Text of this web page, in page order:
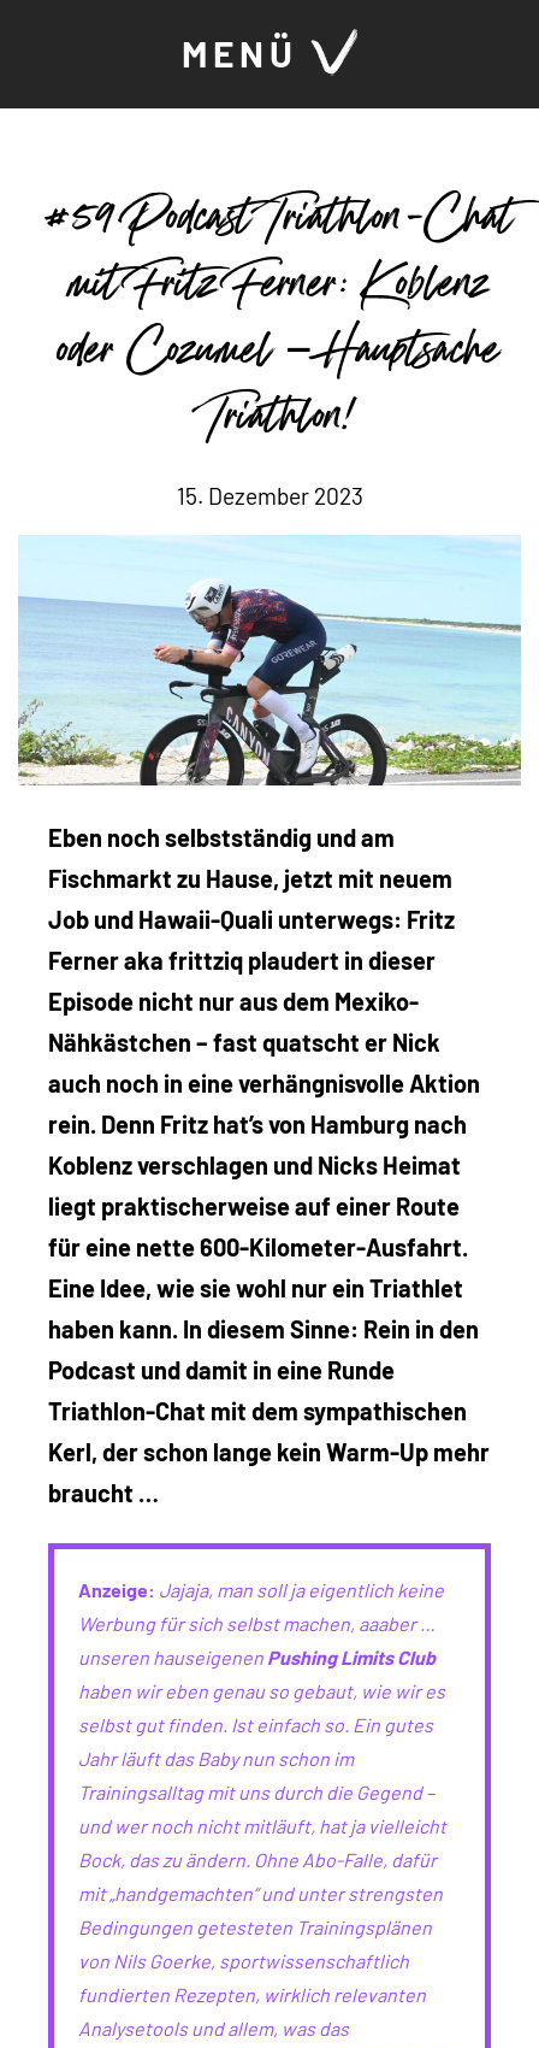
MENÜ
#59 Podcast Triathlon-Chat
mit Fritz Ferner: Koblenz
oder Cozumel – Hauptsache
Triathlon!
15. Dezember 2023
Eben noch selbstständig und am
Fischmarkt zu Hause, jetzt mit neuem
Job und Hawaii-Quali unterwegs: Fritz
Ferner aka frittziq plaudert in dieser
Episode nicht nur aus dem Mexiko-
Nähkästchen – fast quatscht er Nick
auch noch in eine verhängnisvolle Aktion
rein. Denn Fritz hat’s von Hamburg nach
Koblenz verschlagen und Nicks Heimat
liegt praktischerweise auf einer Route
für eine nette 600-Kilometer-Ausfahrt.
Eine Idee, wie sie wohl nur ein Triathlet
haben kann. In diesem Sinne: Rein in den
Podcast und damit in eine Runde
Triathlon-Chat mit dem sympathischen
Kerl, der schon lange kein Warm-Up mehr
braucht …
Anzeige: Jajaja, man soll ja eigentlich keine
Werbung für sich selbst machen, aaaber …
unseren hauseigenen Pushing Limits Club
haben wir eben genau so gebaut, wie wir es
selbst gut finden. Ist einfach so. Ein gutes
Jahr läuft das Baby nun schon im
Trainingsalltag mit uns durch die Gegend –
und wer noch nicht mitläuft, hat ja vielleicht
Bock, das zu ändern. Ohne Abo-Falle, dafür
mit „handgemachten“ und unter strengsten
Bedingungen getesteten Trainingsplänen
von Nils Goerke, sportwissenschaftlich
fundierten Rezepten, wirklich relevanten
Analysetools und allem, was das